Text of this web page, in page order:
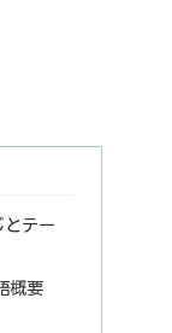
とテー
概要